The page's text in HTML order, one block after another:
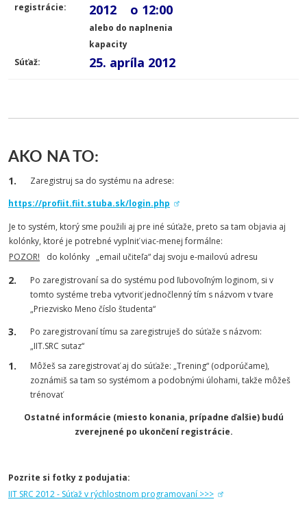
registrácie:
2012 o 12:00
alebo do naplnenia
kapacity
Súťaž:
25. apríla 2012
AKO NA TO:
Zaregistruj sa do systému na adrese:
https://profiit.fiit.stuba.sk/login.php
Je to systém, ktorý sme použili aj pre iné súťaže, preto sa tam objavia aj
kolónky, ktoré je potrebné vyplniť viac-menej formálne:
POZOR!
do kolónky „email učiteľa“ daj svoju e-mailovú adresu
Po zaregistrovaní sa do systému pod ľubovoľným loginom, si v
tomto systéme treba vytvoriť jednočlenný tím s názvom v tvare
„Priezvisko Meno číslo študenta“
Po zaregistrovaní tímu sa zaregistruješ do súťaže s názvom:
„IIT.SRC sutaz“
Môžeš sa zaregistrovať aj do súťaže: „Trening“ (odporúčame),
zoznámiš sa tam so systémom a podobnými úlohami, takže môžeš
trénovať
Ostatné informácie (miesto konania, prípadne ďalšie) budú
zverejnené po ukončení registrácie.
Pozrite si fotky z podujatia:
IIT SRC 2012 - Súťaž v rýchlostnom programovaní >>>